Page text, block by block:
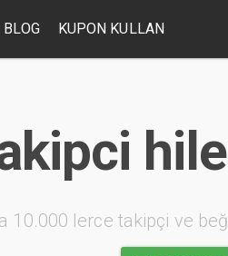
BLOG KUPON KULLAN
10.000 lerce takipçi ve